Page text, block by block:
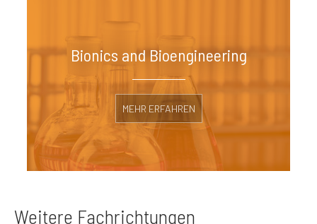
Bionics and Bioengineering
MEHR ERFAHREN
Weitere Fachrichtungen